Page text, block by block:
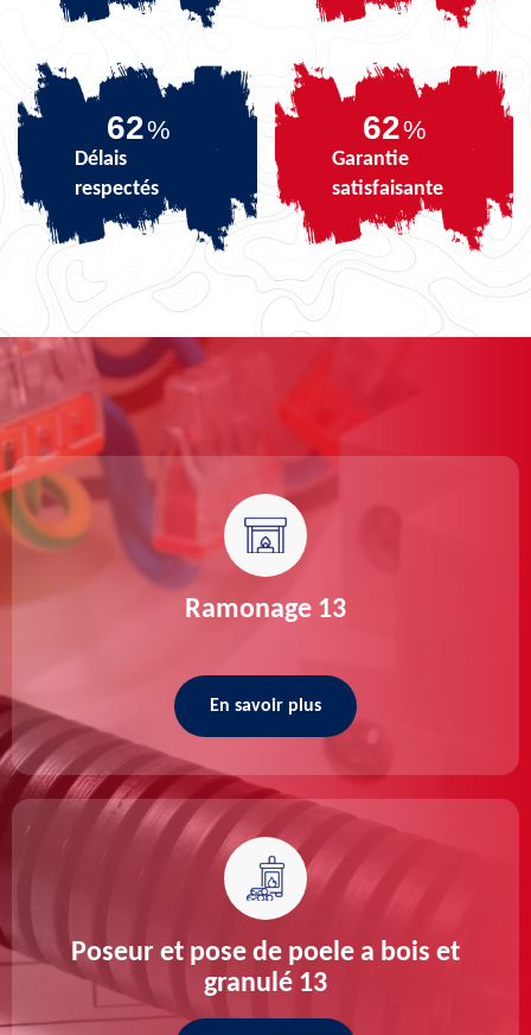
75%
Délais
respectés
75%
Garantie
satisfaisante
Ramonage 13
En savoir plus
Poseur et pose de poele a bois et
granulé 13